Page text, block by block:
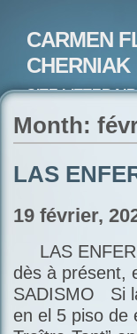
CARMEN
CHERNIAK
SITE
Month:
LAS
19 février,
LAS
dès à présent,
SADISMO Si
en el 5 piso de